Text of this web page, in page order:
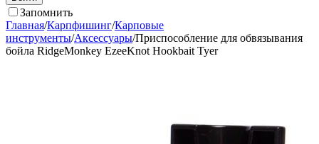
Запомнить
Главная/Карпфишинг/Карповые
инструменты/Аксессуары/Приспособление для обвязывания
бойла RidgeMonkey EzeeKnot Hookbait Tyer